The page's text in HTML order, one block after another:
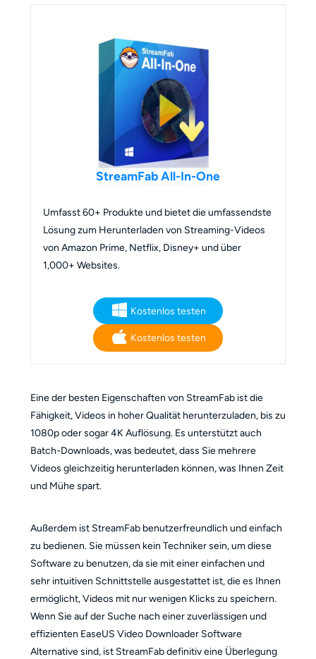
StreamFab All-In-One
Umfasst 60+ Produkte und bietet die umfassendste
Lösung zum Herunterladen von Streaming-Videos
von Amazon Prime, Netflix, Disney+ und über
1,000+ Websites.
Kostenlos testen
Kostenlos testen
Eine der besten Eigenschaften von StreamFab ist die
Fähigkeit, Videos in hoher Qualität herunterzuladen, bis zu
1080p oder sogar 4K Auflösung. Es unterstützt auch
Batch-Downloads, was bedeutet, dass Sie mehrere
Videos gleichzeitig herunterladen können, was Ihnen Zeit
und Mühe spart.
Außerdem ist StreamFab benutzerfreundlich und einfach
zu bedienen. Sie müssen kein Techniker sein, um diese
Software zu benutzen, da sie mit einer einfachen und
sehr intuitiven Schnittstelle ausgestattet ist, die es Ihnen
ermöglicht, Videos mit nur wenigen Klicks zu speichern.
Wenn Sie auf der Suche nach einer zuverlässigen und
effizienten EaseUS Video Downloader Software
Alternative sind, ist StreamFab definitiv eine Überlegung